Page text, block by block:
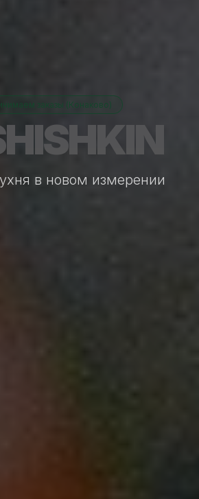
заказы (Конаково)
в новом измерении